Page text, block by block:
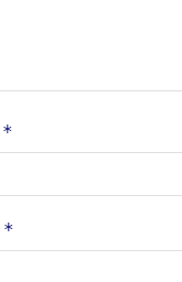
*
*